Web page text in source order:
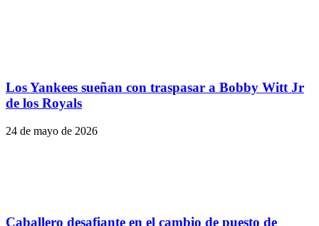
Los Yankees sueñan con traspasar a Bobby Witt Jr
de los Royals
24 de mayo de 2026
Caballero desafiante en el cambio de puesto de